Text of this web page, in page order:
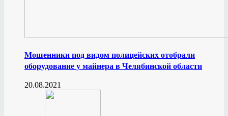
Мошенники под видом полицейских отобрали
оборудование у майнера в Челябинской области
20.08.2021